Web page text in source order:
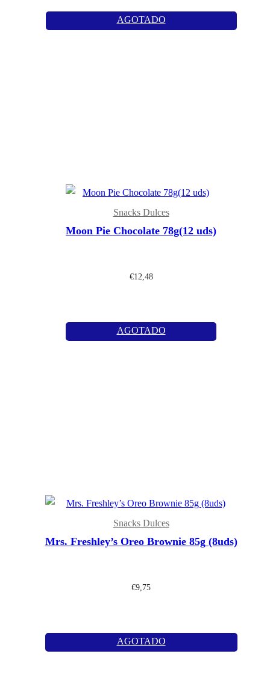
AGOTADO
Snacks Dulces
Moon Pie Chocolate 78g(12 uds)
€12,48
AGOTADO
Snacks Dulces
Mrs. Freshley’s Oreo Brownie 85g (8uds)
€9,75
AGOTADO